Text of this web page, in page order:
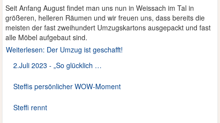
Seit Anfang August findet man uns nun in Weissach im Tal in
größeren, helleren Räumen und wir freuen uns, dass bereits die
meisten der fast zweihundert Umzugskartons ausgepackt und fast
alle Möbel aufgebaut sind.
Weiterlesen: Der Umzug ist geschafft!
2.Juli 2023 - „So glücklich …
Steffis persönlicher WOW-Moment
Steffi rennt